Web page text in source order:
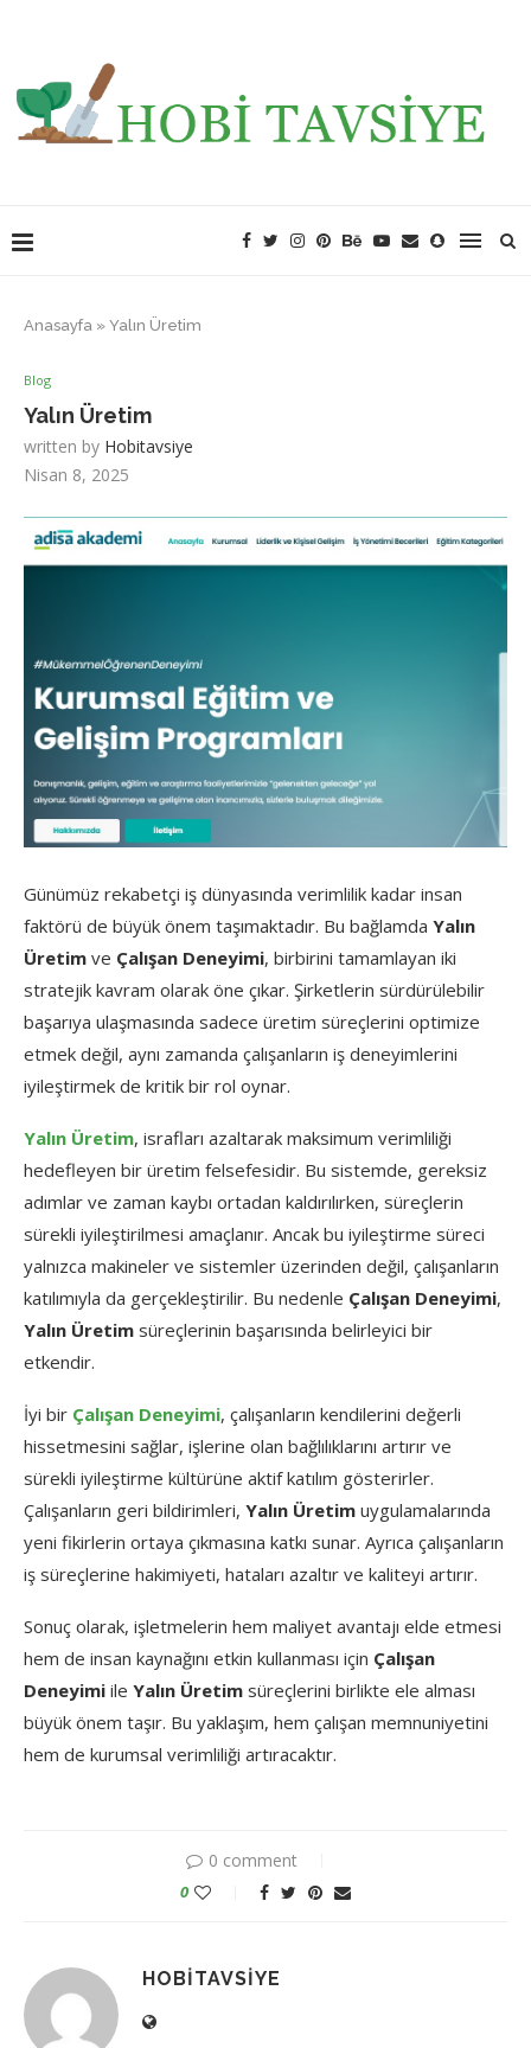
Anasayfa » Yalın Üretim
Blog
Yalın Üretim
written by Hobitavsiye
Nisan 8, 2025
Günümüz rekabetçi iş dünyasında verimlilik kadar insan
faktörü de büyük önem taşımaktadır. Bu bağlamda Yalın
Üretim ve Çalışan Deneyimi, birbirini tamamlayan iki
stratejik kavram olarak öne çıkar. Şirketlerin sürdürülebilir
başarıya ulaşmasında sadece üretim süreçlerini optimize
etmek değil, aynı zamanda çalışanların iş deneyimlerini
iyileştirmek de kritik bir rol oynar.
Yalın Üretim, israfları azaltarak maksimum verimliliği
hedefleyen bir üretim felsefesidir. Bu sistemde, gereksiz
adımlar ve zaman kaybı ortadan kaldırılırken, süreçlerin
sürekli iyileştirilmesi amaçlanır. Ancak bu iyileştirme süreci
yalnızca makineler ve sistemler üzerinden değil, çalışanların
katılımıyla da gerçekleştirilir. Bu nedenle Çalışan Deneyimi,
Yalın Üretim süreçlerinin başarısında belirleyici bir
etkendir.
İyi bir Çalışan Deneyimi, çalışanların kendilerini değerli
hissetmesini sağlar, işlerine olan bağlılıklarını artırır ve
sürekli iyileştirme kültürüne aktif katılım gösterirler.
Çalışanların geri bildirimleri, Yalın Üretim uygulamalarında
yeni fikirlerin ortaya çıkmasına katkı sunar. Ayrıca çalışanların
iş süreçlerine hakimiyeti, hataları azaltır ve kaliteyi artırır.
Sonuç olarak, işletmelerin hem maliyet avantajı elde etmesi
hem de insan kaynağını etkin kullanması için Çalışan
Deneyimi ile Yalın Üretim süreçlerini birlikte ele alması
büyük önem taşır. Bu yaklaşım, hem çalışan memnuniyetini
hem de kurumsal verimliliği artıracaktır.
0 comment
0
HOBITAVSIYE